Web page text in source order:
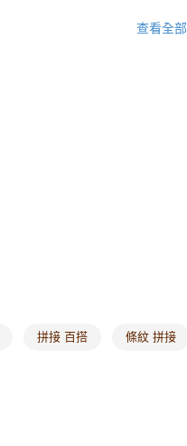
查看全部
拼接 百搭 條紋 拼接